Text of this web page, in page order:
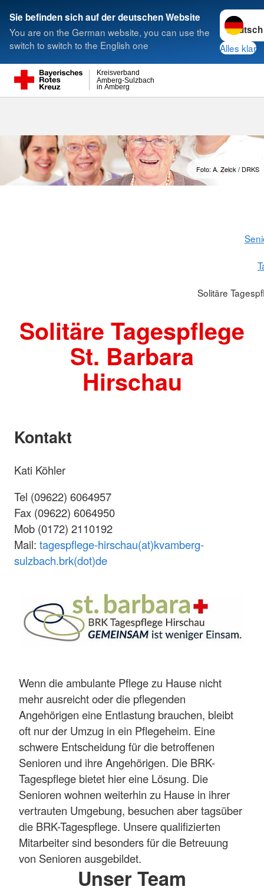
Sie befinden sich auf der deutschen Website
You are on the German website, you can use the
switch to switch to the English one
Sprache
Alles klar
in Amberg
Amberg-Sulzbach
Kreisverband
Suche
Foto: A. Zelck / DRKS
Solitäre
Solitäre Tagespflege
St. Barbara
Hirschau
Kontakt
Kati Köhler
Tel (09622) 6064957
Fax (09622) 6064950
Mob (0172) 2110192
Mail: tagespflege-hirschau(at)kvamberg-
sulzbach.brk(dot)de
Wenn die ambulante Pflege zu Hause nicht
mehr ausreicht oder die pflegenden
Angehörigen eine Entlastung brauchen, bleibt
oft nur der Umzug in ein Pflegeheim. Eine
schwere Entscheidung für die betroffenen
Senioren und ihre Angehörigen. Die BRK-
Tagespflege bietet hier eine Lösung. Die
Senioren wohnen weiterhin zu Hause in ihrer
vertrauten Umgebung, besuchen aber tagsüber
die BRK-Tagespflege. Unsere qualifizierten
Mitarbeiter sind besonders für die Betreuung
von Senioren ausgebildet.
Unser Team